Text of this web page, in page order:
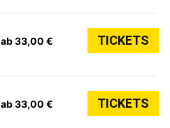
ab 33,00 € TICKETS
ab 33,00 € TICKETS